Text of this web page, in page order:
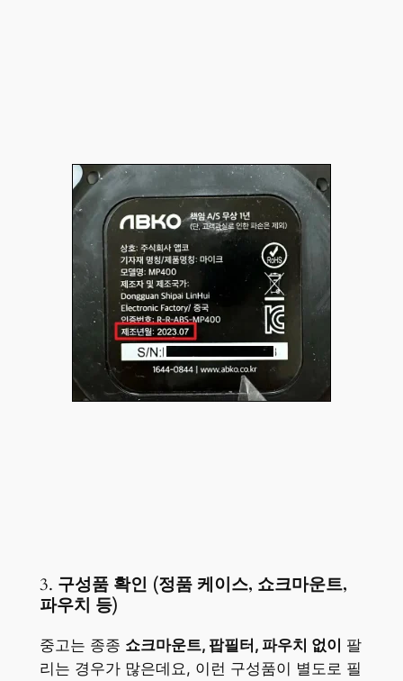
3. 구성품 확인 (정품 케이스, 쇼크마운트,
파우치 등)
중고는 종종 쇼크마운트, 팝필터, 파우치 없이
팔
리는 경우가 많은데요, 이런 구성품이 별도로 필